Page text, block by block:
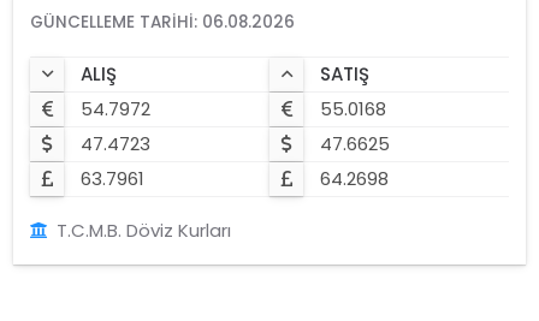
GÜNCELLEME TARIHI: 06.08.2026
ALIŞ
SATIŞ
54.7972
55.0168
47.4723
47.6625
63.7961
64.2698
T.C.M.B. Döviz Kurları